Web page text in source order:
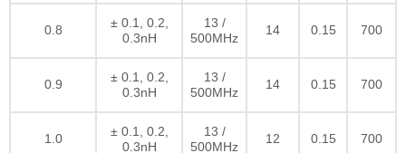
0.8
± 0.1, 0.2,
0.3nH
13 /
500MHz
14 0.15 700
0.9
± 0.1, 0.2,
0.3nH
13 /
500MHz
14 0.15 700
1.0
± 0.1, 0.2,
0.3nH
13 /
500MHz
12 0.15 700